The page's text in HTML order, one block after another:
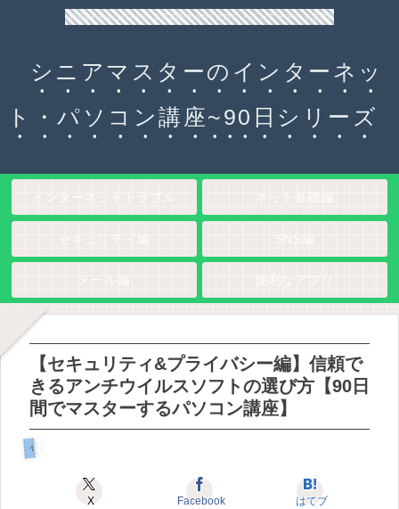
90日チャレンジ！シニアのためのパソコン・インターネット入門
シニアマスターのインターネッ
ト・パソコン講座~90日シリーズ
【セキュリティ&プライバシー編】信頼で
きるアンチウイルスソフトの選び方【90日
間でマスターするパソコン講座】
セキュリティ&プライバシー編
X Facebook はてブ